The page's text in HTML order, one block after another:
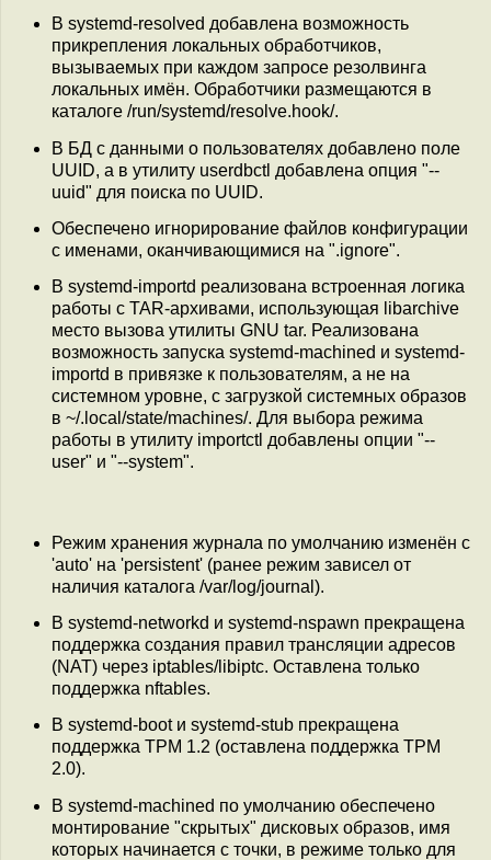
В systemd-resolved добавлена возможность
прикрепления локальных обработчиков,
вызываемых при каждом запросе резолвинга
локальных имён. Обработчики размещаются в
каталоге /run/systemd/resolve.hook/.
В БД с данными о пользователях добавлено поле
UUID, а в утилиту userdbctl добавлена опция "--
uuid" для поиска по UUID.
Обеспечено игнорирование файлов конфигурации
с именами, оканчивающимися на ".ignore".
В systemd-importd реализована встроенная логика
работы с TAR-архивами, использующая libarchive
место вызова утилиты GNU tar. Реализована
возможность запуска systemd-machined и systemd-
importd в привязке к пользователям, а не на
системном уровне, с загрузкой системных образов
в ~/.local/state/machines/. Для выбора режима
работы в утилиту importctl добавлены опции "--
user" и "--system".
Режим хранения журнала по умолчанию изменён с
'auto' на 'persistent' (ранее режим зависел от
наличия каталога /var/log/journal).
В systemd-networkd и systemd-nspawn прекращена
поддержка создания правил трансляции адресов
(NAT) через iptables/libiptc. Оставлена только
поддержка nftables.
В systemd-boot и systemd-stub прекращена
поддержка TPM 1.2 (оставлена поддержка TPM
2.0).
В systemd-machined по умолчанию обеспечено
монтирование "скрытых" дисковых образов, имя
которых начинается с точки, в режиме только для